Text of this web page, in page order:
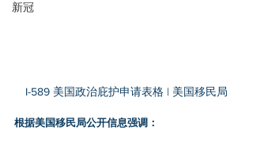
新冠
I-589 美国政治庇护申请表格 | 美国移民局
根据美国移民局公开信息强调：